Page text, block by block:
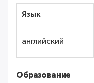
Язык
английский
Образование